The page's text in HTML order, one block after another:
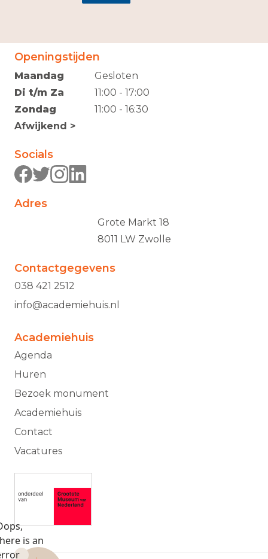
Openingstijden
Maandag
Di t/m Za
Zondag
Afwijkend >
Gesloten
11:00 - 17:00
11:00 - 16:30
Socials
Adres
Grote Markt 18
8011 LW Zwolle
Contactgegevens
038 421 2512
info@academiehuis.nl
Academiehuis
Agenda
Huren
Bezoek monument
Academiehuis
Contact
Vacatures